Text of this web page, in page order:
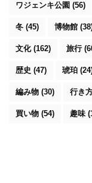
ワジェンキ公園 (56)
冬 (45) 博物館
文化(162) 旅行
歴史 (47) 琥珀
編み物 (30) 行き
買い物 (54) 趣味